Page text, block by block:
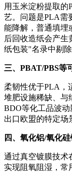
用玉米淀粉提取的
艺。问题是PLA需
能降解，普通填埋
后回收造纸会产
纸包装"名录中剔
三、PBAT/PBS等
柔韧性优于PLA，
堆肥设施稀缺、与
BDO等化工品波
出口欧盟的特定场
四、氧化铝/氧化
通过真空镀膜技术
实现阻氧阻湿，常